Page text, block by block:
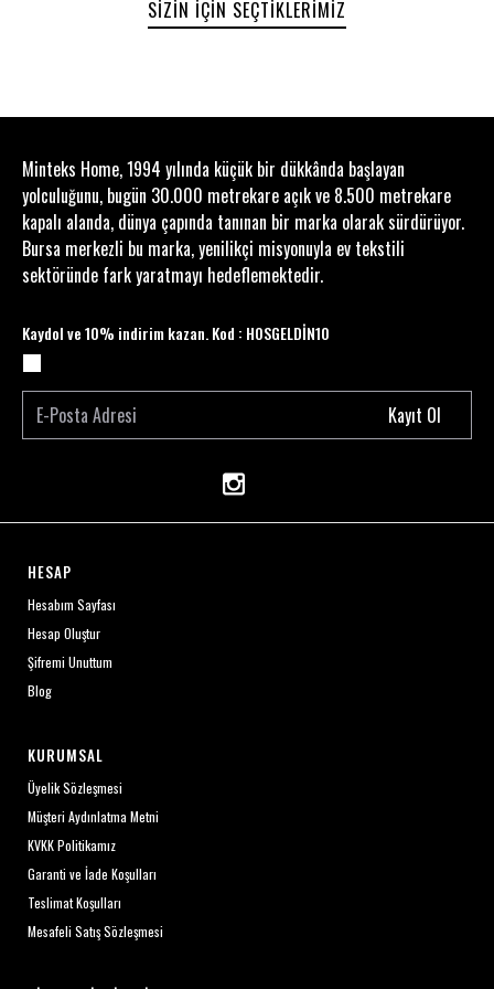
dokunuş sağlar.SIZIN İÇIN SEÇTIKLERIMIZ
Minteks Home, 1994 yılında küçük bir dükkânda başlayan
yolculuğunu, bugün 30.000 metrekare açık ve 8.500 metrekare
kapalı alanda, dünya çapında tanınan bir marka olarak sürdürüyor.
Bursa merkezli bu marka, yenilikçi misyonuyla ev tekstili
sektöründe fark yaratmayı hedeflemektedir.
Kaydol ve 10% indirim kazan. Kod : HOSGELDİN10
Kayıt Ol
HESAP
Hesabım Sayfası
Hesap Oluştur
Şifremi Unuttum
Blog
KURUMSAL
Üyelik Sözleşmesi
Müşteri Aydınlatma Metni
KVKK Politikamız
Garanti ve İade Koşulları
Teslimat Koşulları
Mesafeli Satış Sözleşmesi